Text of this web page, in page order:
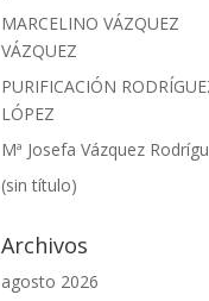
MARCELINO VÁZQUEZ
VÁZQUEZ
PURIFICACIÓN
LÓPEZ
Mª Josefa Vázquez
(sin título)
Archivos
agosto 2026